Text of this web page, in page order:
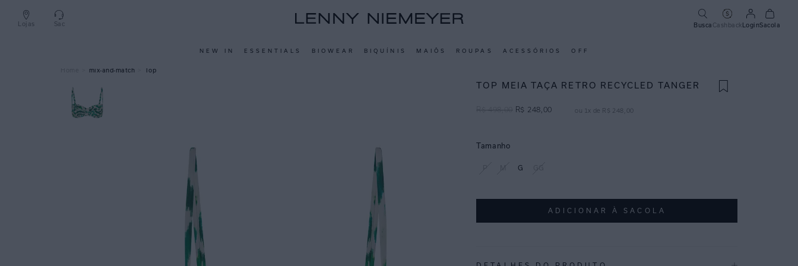
Lojas Sac Busca CashbackLoginSacola
NEW IN ESSENTIALS BIOWEAR BIQUÍNIS MAIÔS ROUPAS ACESSÓRIOS OFF
mix-and-match Top
TOP MEIA TAÇA RETRO RECYCLED TANGER
R$ 498,00 R$ 248 00 ou 1 x de R$ 248 00
Tamanho
G
ADICIONAR À SACOLA